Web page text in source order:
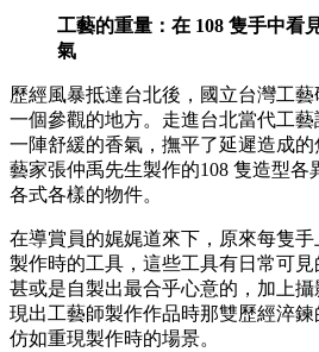
工藝的重量：在 108 隻手中看
氣
歷經風暴抵達台北後，國立台灣工
一個參觀的地方。走進台北當代工
一陣舒緩的香氣，撫平了延遲造成
藝家張仲禹先生製作的108 隻造型
各式各樣的物件。
在導賞員的娓娓道來下，原來每隻
製作時的工具，這些工具有日常可見
甚或是自製出最合乎心意的，加上
現出工藝師製作作品時那雙歷經淬
仿如重現製作時的場景。